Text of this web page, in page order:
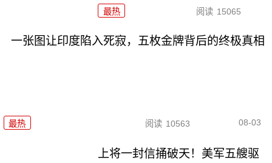
最热 阅读 15065
一张图让印度陷入死寂，五枚金牌背后的终极真相
最热 阅读 10563 08-03
上将一封信捅破天！美军五艘驱